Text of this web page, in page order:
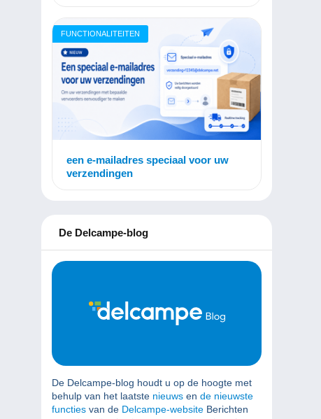
FUNCTIONALITEITEN
een e-mailadres speciaal voor uw
verzendingen
De Delcampe-blog
De Delcampe-blog houdt u op de hoogte met
behulp van het laatste nieuws en de nieuwste
functies van de Delcampe-website Berichten